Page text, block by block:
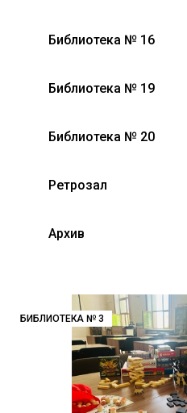
Библиотека № 16
Библиотека № 19
Библиотека № 20
Ретрозал
Архив
БИБЛИОТЕКА № 3